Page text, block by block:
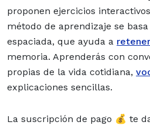
proponen ejercicios
método de aprendizaje se
espaciada, que ayuda a
memoria. Aprenderás con
propias de la vida cotidiana,
explicaciones sencillas.
La suscripción de pago 💰 te